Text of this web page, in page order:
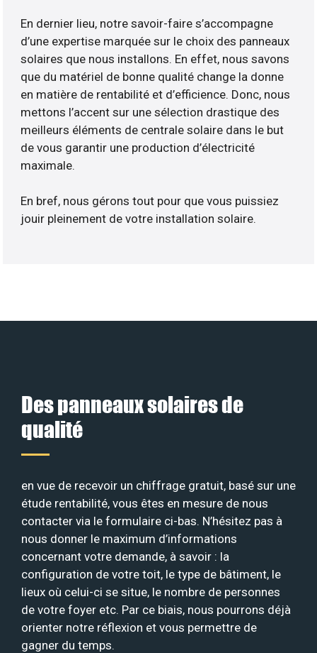
En dernier lieu, notre savoir-faire s’accompagne
d’une expertise marquée sur le choix des panneaux
solaires que nous installons. En effet, nous savons
que du matériel de bonne qualité change la donne
en matière de rentabilité et d’efficience. Donc, nous
mettons l’accent sur une sélection drastique des
meilleurs éléments de centrale solaire dans le but
de vous garantir une production d’électricité
maximale.
En bref, nous gérons tout pour que vous puissiez
jouir pleinement de votre installation solaire.
Des panneaux solaires de
qualité
en vue de recevoir un chiffrage gratuit, basé sur une
étude rentabilité, vous êtes en mesure de nous
contacter via le formulaire ci-bas. N’hésitez pas à
nous donner le maximum d’informations
concernant votre demande, à savoir : la
configuration de votre toit, le type de bâtiment, le
lieux où celui-ci se situe, le nombre de personnes
de votre foyer etc. Par ce biais, nous pourrons déjà
orienter notre réflexion et vous permettre de
gagner du temps.